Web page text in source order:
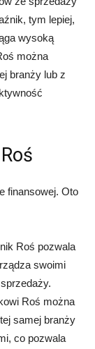
tym lepiej,
wysoką
można
branży lub z
finansowej. Oto
Roś pozwala
swoimi
Roś można
samej branży
co pozwala